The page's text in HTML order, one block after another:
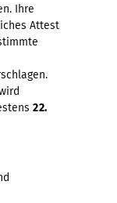
Ihre
Attest
22.